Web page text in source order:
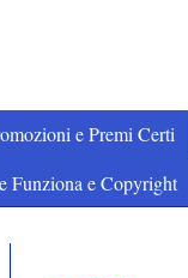
e Premi Certi
Funziona e Copyright